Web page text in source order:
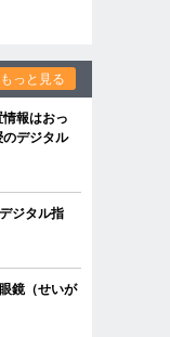
もっと見る
報はおっ
デジタル
ジタル指
鏡（せいが